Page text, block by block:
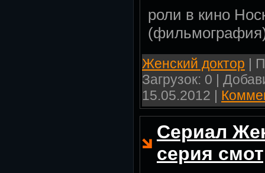
роли в кино
Женский доктор |
Загрузок: 0 |
15.05.2012
Сериал
серия